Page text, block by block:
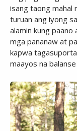
isang taong mahal
turuan ang iyong
alamin kung paano
mga pananaw at
kapwa
maayos na